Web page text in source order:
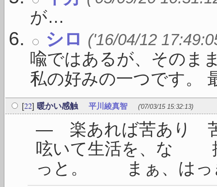
が…
シロ ('16/04/12
喩ではあるが、そのま
私の好みの一つです。
[22] 暖かい感触 平川綾真智 ('07/03/15 15:32:13)
― 楽あれば苦あり
呟いて生活を、な
っと。 まぁ、はっ